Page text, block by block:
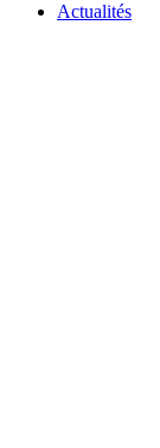
Actualités